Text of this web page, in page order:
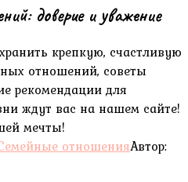
доверие и уважение
крепкую, счастливую
отношений, советы
рекомендации для
ждут вас на нашем сайте!
мечты!
отношенияАвтор: